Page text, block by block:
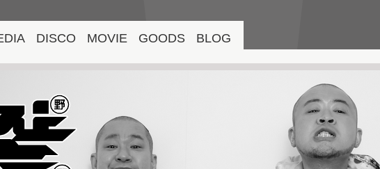
DISCO MOVIE GOODS BLOG